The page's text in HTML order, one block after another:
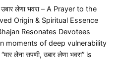
उबार लेणा भवरा – A Prayer to the
Origin & Spiritual Essence
Resonates Devotees
moments of deep vulnerability
लेना सपणी, उबार लेणा भवरा” is